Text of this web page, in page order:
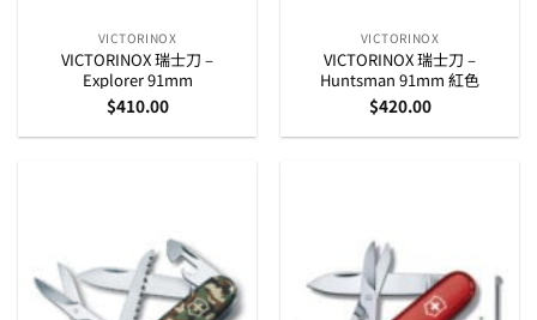
VICTORINOX
VICTORINOX 瑞士刀 –
Explorer 91mm
$410.00
VICTORINOX
VICTORINOX 瑞士刀 –
Huntsman 91mm 紅色
$420.00